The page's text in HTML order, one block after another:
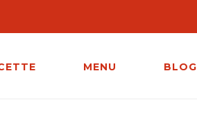
MENU BLOG